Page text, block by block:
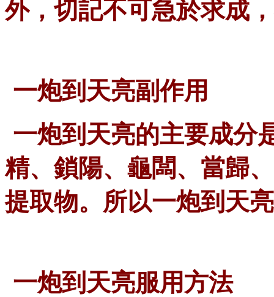
外，切記不可急於求成
一炮到天亮副作用
一炮到天亮的主要成分
精、鎖陽、龜闆、當歸
提取物。所以一炮到天亮
一炮到天亮服用方法